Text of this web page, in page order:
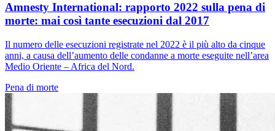
Amnesty International: rapporto 2022 sulla pena di
morte: mai così tante esecuzioni dal 2017
Il numero delle esecuzioni registrate nel 2022 è il più alto da cinque
anni, a causa dell’aumento delle condanne a morte eseguite nell’area
Medio Oriente – Africa del Nord.
Pena di morte